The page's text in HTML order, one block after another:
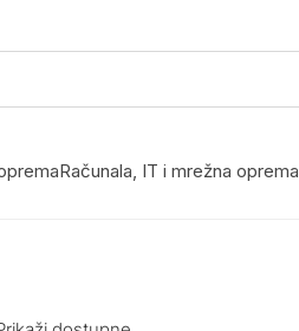
Računala, IT i mrežna oprema